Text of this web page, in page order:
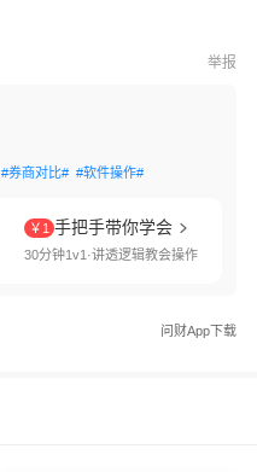
举报
#券商对比# #软件操作#
￥1 手把手带你学会
30分钟1v1·讲透逻辑教会操作
问财App下载